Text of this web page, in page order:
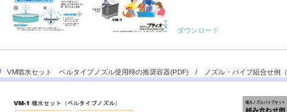
ダウンロード
VM噴水セット ベルタイプノズル使用時の推奨容器(PDF) / ノズル・パイプ組合せ例